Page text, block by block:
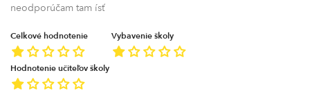
neodporúčam tam ísť
Celkové hodnotenie Vybavenie školy
Hodnotenie učiteľov školy